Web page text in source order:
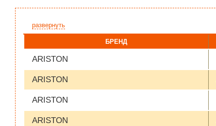
развернуть
БРЕНД
ARISTON
ARISTON
ARISTON
ARISTON